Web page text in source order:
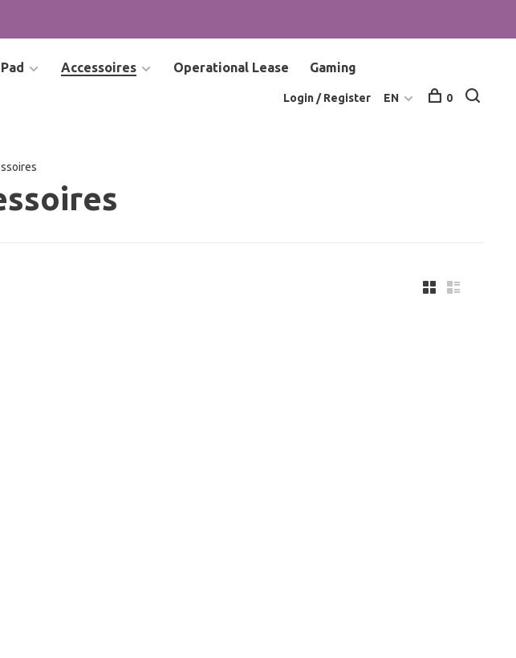
Accessoires Operational Lease Gaming
Login / Register EN 0